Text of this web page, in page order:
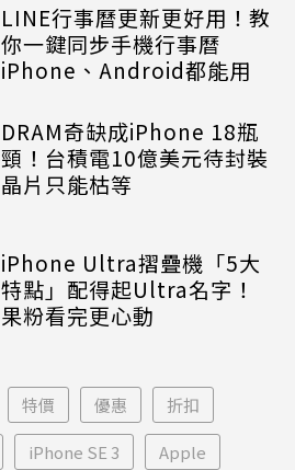
LINE行事曆更新更好用！教
你一鍵同步手機行事曆
iPhone、Android都能用
DRAM奇缺成iPhone 18瓶
頸！台積電10億美元待封裝
晶片只能枯等
iPhone Ultra摺疊機「5大
特點」配得起Ultra名字！
果粉看完更心動
特價 優惠 折扣
iPhone SE 3 Apple